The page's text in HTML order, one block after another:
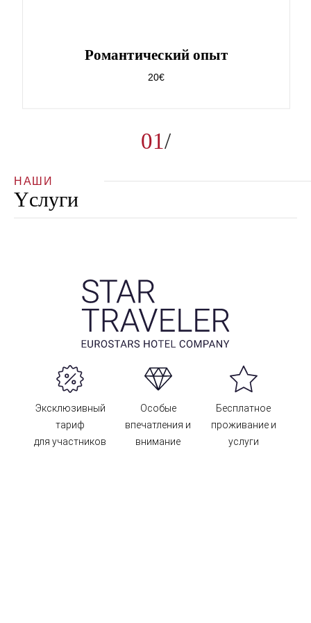
01
Pомантический опыт
20€
НАШИ
Yслуги
Эксклюзивный
тариф
для участников
Особые
впечатления и
внимание
Бесплатное
проживание и
услуги